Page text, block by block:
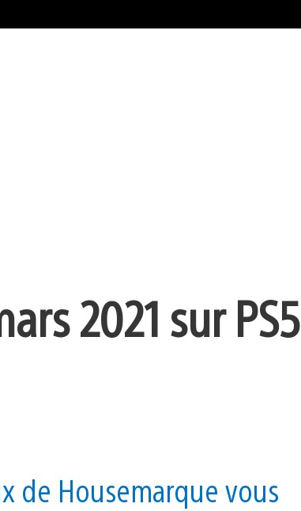
2021 sur PS5
de Housemarque vous